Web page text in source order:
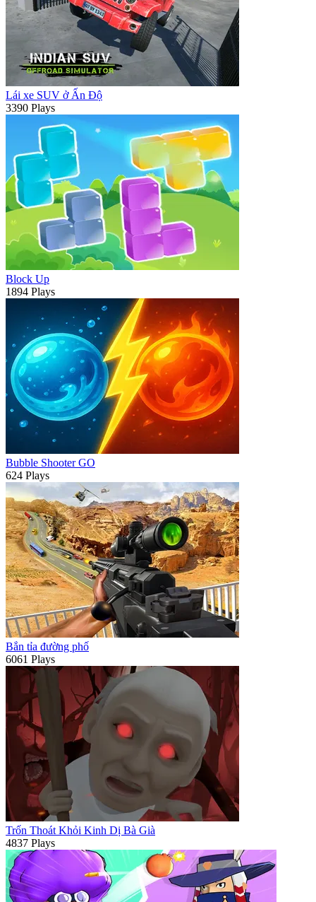
Lái xe SUV ở Ấn Độ
3390 Plays
Block Up
1894 Plays
Bubble Shooter GO
624 Plays
Bắn tỉa đường phố
6061 Plays
Trốn Thoát Khỏi Kinh Dị Bà Già
4837 Plays